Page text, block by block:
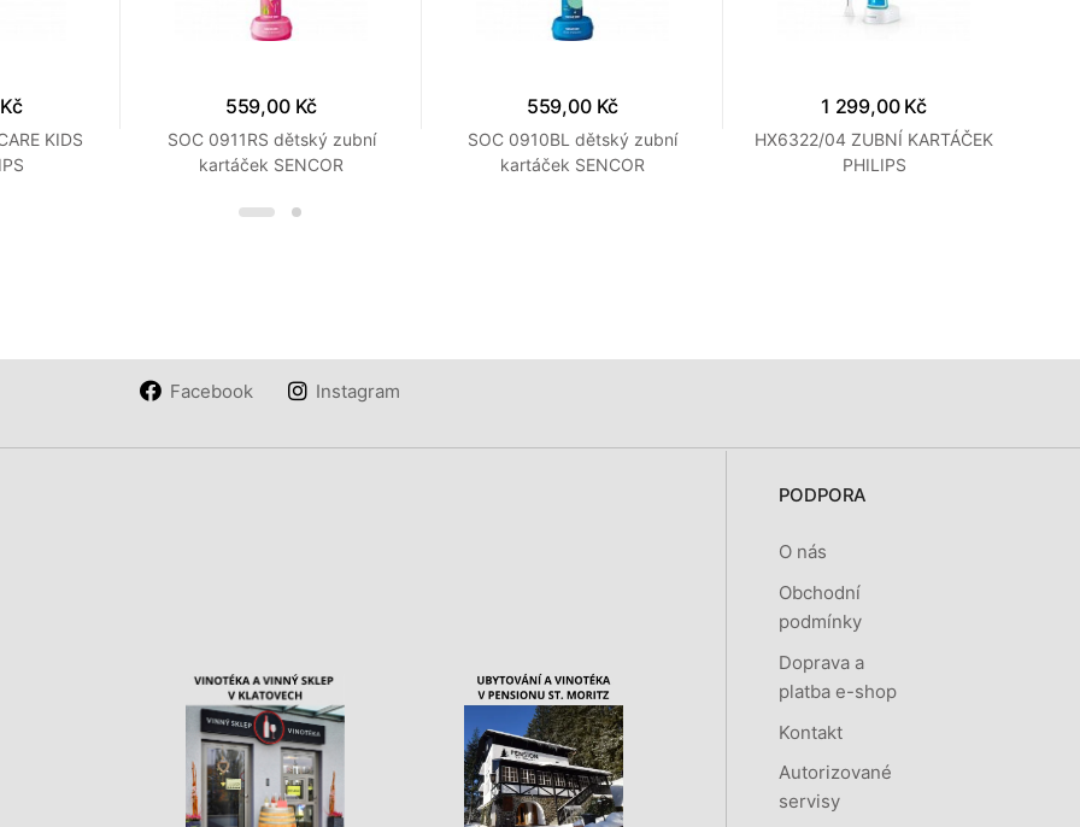
KIDS
559,00 Kč
SOC 0911RS dětský zubní
kartáček SENCOR
559,00 Kč
SOC 0910BL dětský zubní
kartáček SENCOR
1 299,00 Kč
HX6322/04 ZUBNÍ KARTÁČEK
PHILIPS
Facebook Instagram
PODPORA
O nás
Obchodní
podmínky
Doprava a
platba e-shop
Kontakt
Autorizované
servisy